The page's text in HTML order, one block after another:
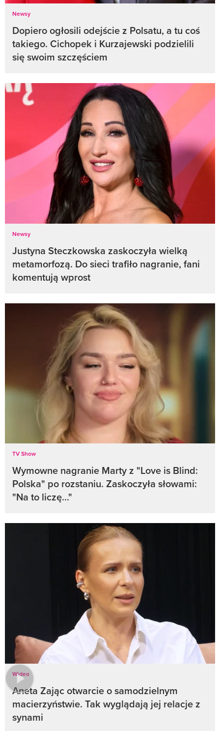
Newsy
Dopiero ogłosili odejście z Polsatu, a tu coś
takiego. Cichopek i Kurzajewski podzielili
się swoim szczęściem
Newsy
Justyna Steczkowska zaskoczyła wielką
metamorfozą. Do sieci trafiło nagranie, fani
komentują wprost
TV Show
Wymowne nagranie Marty z "Love is Blind:
Polska" po rozstaniu. Zaskoczyła słowami:
"Na to liczę..."
Wideo
Aneta Zając otwarcie o samodzielnym
macierzyństwie. Tak wyglądają jej relacje z
synami